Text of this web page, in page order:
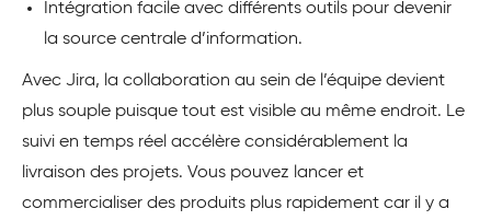
Intégration facile avec différents outils pour devenir
la source centrale d’information.
Avec Jira, la collaboration au sein de l’équipe devient
plus souple puisque tout est visible au même endroit. Le
suivi en temps réel accélère considérablement la
livraison des projets. Vous pouvez lancer et
commercialiser des produits plus rapidement car il y a